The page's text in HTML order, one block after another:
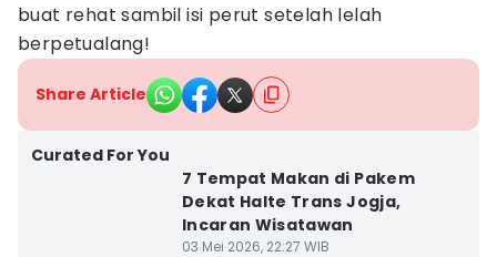
buat rehat sambil isi perut setelah lelah
berpetualang!
Share Article
Curated For You
7 Tempat Makan di Pakem
Dekat Halte Trans Jogja,
Incaran Wisatawan
03 Mei 2026, 22:27 WIB